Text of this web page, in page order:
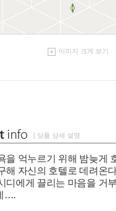
이미지 크게 보기
| 상품 상세 설명
을 억누르기 위해 밤늦게
해 자신의 호텔로 데려온
디에게 끌리는 마음을 거
….